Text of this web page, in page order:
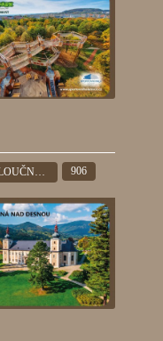
LOUČNÁ NAD DESNOU 906